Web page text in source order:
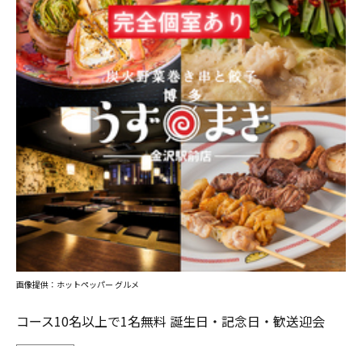
コース10名以上で1名無料 誕生日・記念日・歓送迎会
画像提供：ホットペッパー グルメ